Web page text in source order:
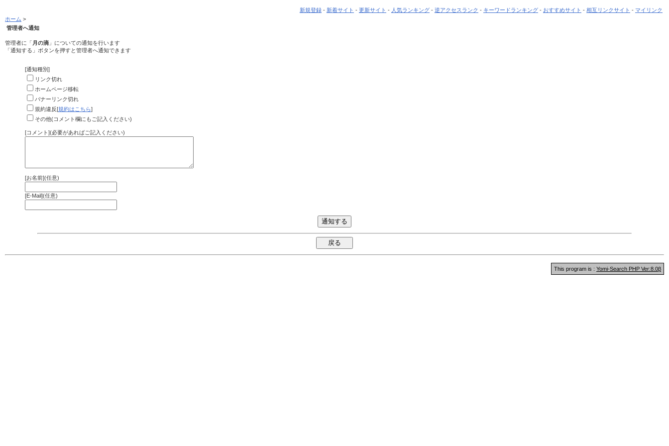
新規登録 - 新着サイト - 更新サイト - 人気ランキング - 逆アクセスランク - キーワードランキング - おすすめサイト - 相互リンクサイト - マイリンク
ホーム >
管理者へ通知
管理者に「 月の滴 」についての通知を行います
「通知する」ボタンを押すと管理者へ通知できます
[通知種別]
リンク切れ
ホームページ移転
バナーリンク切れ
規約違反[規約はこちら]
その他(コメント欄にもご記入ください)
[コメント](必要があればご記入ください)
[お名前](任意)
[E-Mail](任意)
This program is : Yomi-Search PHP Ver:8.0β